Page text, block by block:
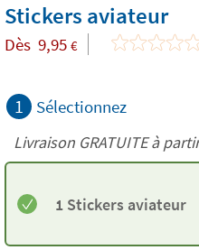
Stickers aviateur
Dès 9,95 €
1 Sélectionnez
Livraison GRATUITE à
1 Stickers aviateur